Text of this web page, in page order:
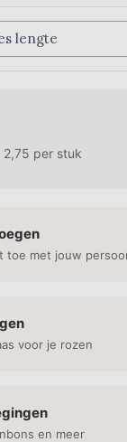
2,75 per stuk
toe met jouw
voor je rozen
en meer